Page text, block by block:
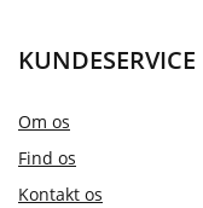
KUNDESERVICE
Om os
Find os
Kontakt os